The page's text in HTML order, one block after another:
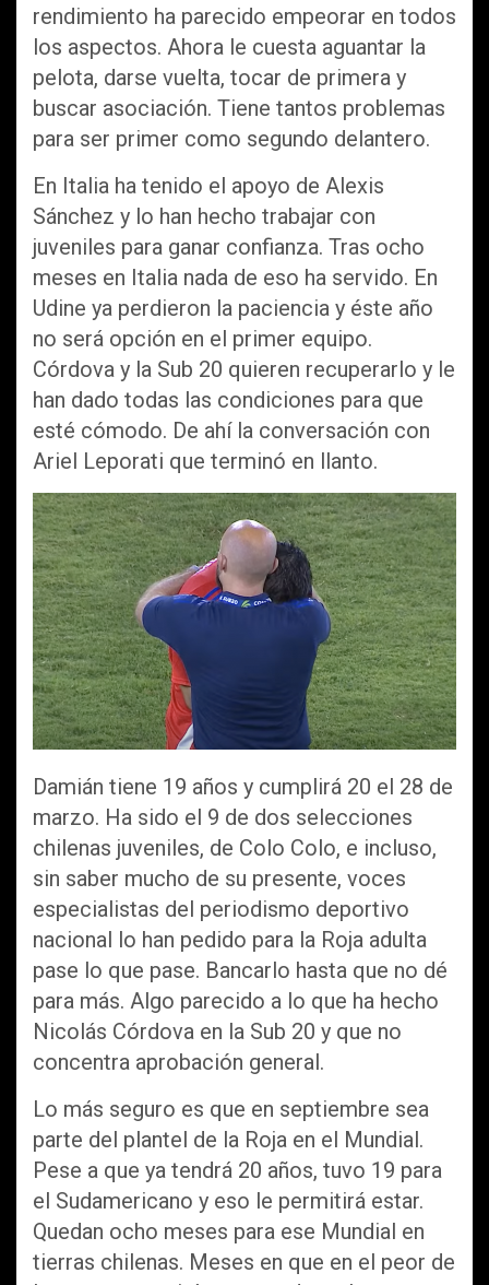
rendimiento ha parecido empeorar en todos
los aspectos. Ahora le cuesta aguantar la
pelota, darse vuelta, tocar de primera y
buscar asociación. Tiene tantos problemas
para ser primer como segundo delantero.
En Italia ha tenido el apoyo de Alexis
Sánchez y lo han hecho trabajar con
juveniles para ganar confianza. Tras ocho
meses en Italia nada de eso ha servido. En
Udine ya perdieron la paciencia y éste año
no será opción en el primer equipo.
Córdova y la Sub 20 quieren recuperarlo y le
han dado todas las condiciones para que
esté cómodo. De ahí la conversación con
Ariel Leporati que terminó en llanto.
Damián tiene 19 años y cumplirá 20 el 28 de
marzo. Ha sido el 9 de dos selecciones
chilenas juveniles, de Colo Colo, e incluso,
sin saber mucho de su presente, voces
especialistas del periodismo deportivo
nacional lo han pedido para la Roja adulta
pase lo que pase. Bancarlo hasta que no dé
para más. Algo parecido a lo que ha hecho
Nicolás Córdova en la Sub 20 y que no
concentra aprobación general.
Lo más seguro es que en septiembre sea
parte del plantel de la Roja en el Mundial.
Pese a que ya tendrá 20 años, tuvo 19 para
el Sudamericano y eso le permitirá estar.
Quedan ocho meses para ese Mundial en
tierras chilenas. Meses en que en el peor de